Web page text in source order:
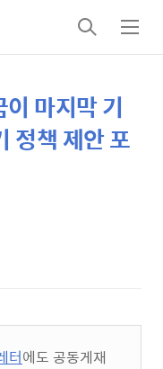
검
색
메
뉴
마지막 기
정책 제안 포
터에도 공동게재